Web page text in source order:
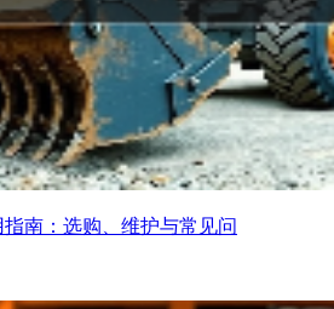
南：选购、维护与常见问